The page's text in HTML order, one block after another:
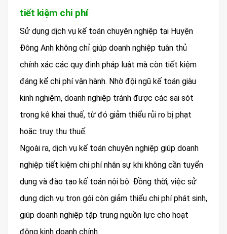
tiết kiệm chi phí
Sử dụng dịch vụ kế toán chuyên nghiệp tại Huyện
Đông Anh không chỉ giúp doanh nghiệp tuân thủ
chính xác các quy định pháp luật mà còn tiết kiệm
đáng kể chi phí vận hành. Nhờ đội ngũ kế toán giàu
kinh nghiệm, doanh nghiệp tránh được các sai sót
trong kê khai thuế, từ đó giảm thiểu rủi ro bị phạt
hoặc truy thu thuế.
Ngoài ra, dịch vụ kế toán chuyên nghiệp giúp doanh
nghiệp tiết kiệm chi phí nhân sự khi không cần tuyển
dụng và đào tạo kế toán nội bộ. Đồng thời, việc sử
dụng dịch vụ trọn gói còn giảm thiểu chi phí phát sinh,
giúp doanh nghiệp tập trung nguồn lực cho hoạt
động kinh doanh chính.